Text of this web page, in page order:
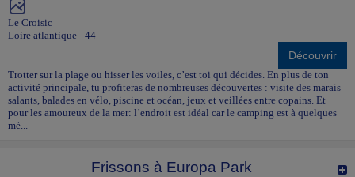
Le Croisic
Loire atlantique - 44
Découvrir
Trotter sur la plage ou hisser les voiles, c’est toi qui décides. En plus de ton
activité principale, tu profiteras de nombreuses découvertes : visite des marais
salants, balades en vélo, piscine et océan, jeux et veillées entre copains. Et
pour les amoureux de la mer: l’endroit est idéal car le camping est à quelques
mè...
Frissons à Europa Park